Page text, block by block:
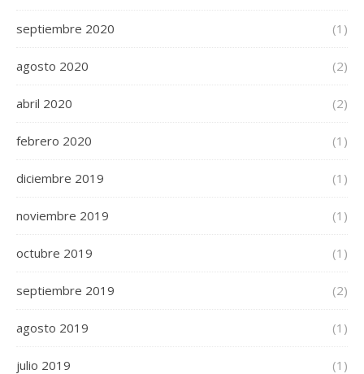
septiembre 2020 (1)
agosto 2020 (2)
abril 2020 (2)
febrero 2020 (1)
diciembre 2019 (1)
noviembre 2019 (1)
octubre 2019 (1)
septiembre 2019 (2)
agosto 2019 (1)
julio 2019 (1)